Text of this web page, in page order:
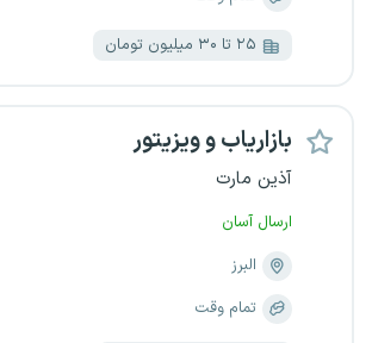
۲۵ تا ۳۰ میلیون تومان
بازاریاب و ویزیتور
آذین مارت
ارسال آسان
البرز
تمام وقت